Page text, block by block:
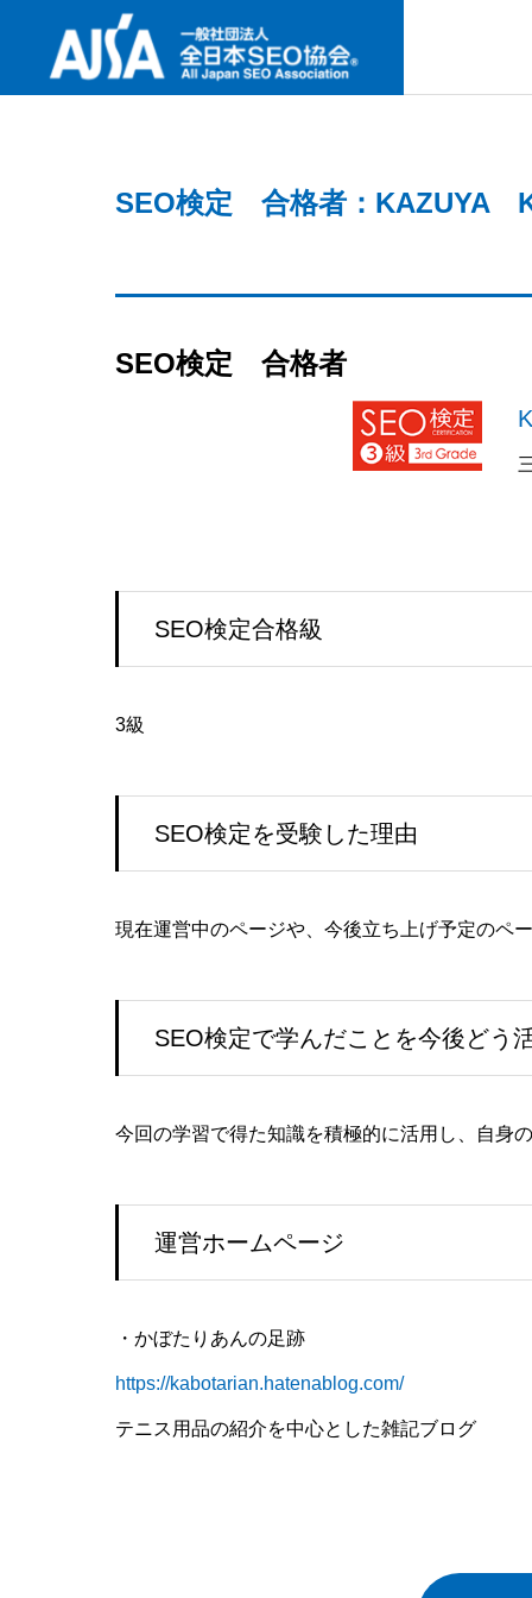
最新セミナー
何故今
要なの
PROJECT
検定試験
ABOUT US
ABOUT
代表挨拶
SEO検定 合格者：KAZUYA
SEO検定 合格者
SEO検定合格級
3級
SEO検定を受験した理由
現在運営中のページや、今後立ち上げ予定のペ
SEO検定で学んだことを今後どう
今回の学習で得た知識を積極的に活用し、自身
運営ホームページ
・かぼたりあんの足跡
https://kabotarian.hatenablog.com/
テニス用品の紹介を中心とした雑記ブログ